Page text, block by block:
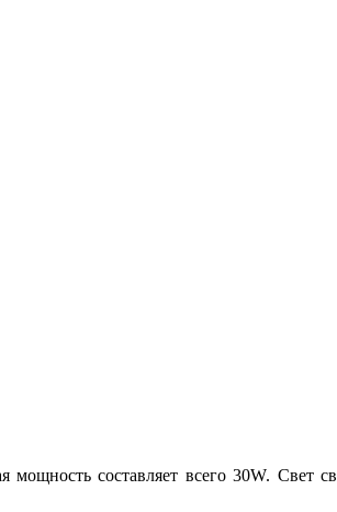
мощность составляет всего 30W. Свет